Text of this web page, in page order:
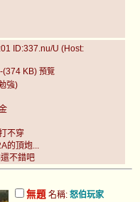
ID:337.nu/U (Host:
-(374 KB) 預覽
強)
不穿
的頂炮...
不錯吧
無題 名稱: 怒伯玩家